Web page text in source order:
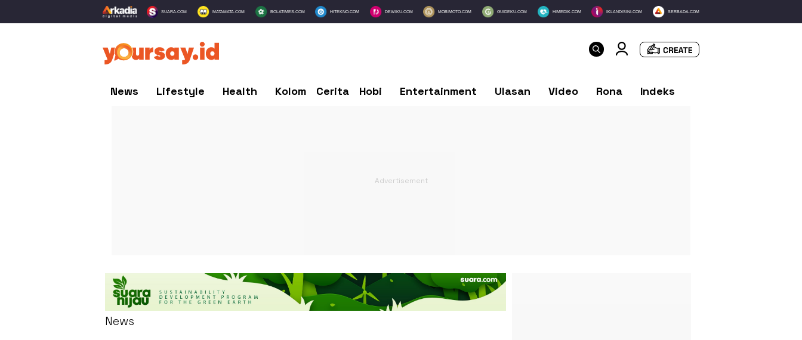
SUARA.COM MATAMATA.COM BOLATIMES.COM HITEKNO.COM DEWIKU.COM MOBIMOTO.COM GUIDEKU.COM HIMEDIK.COM IKLANDISINI.COM SERBADA.COM
News Lifestyle Health Kolom Cerita Hobi Entertainment Ulasan Video Rona Indeks
News